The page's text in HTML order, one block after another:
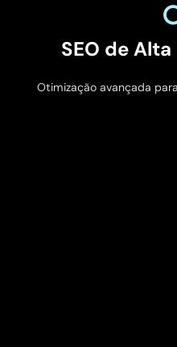
SEO de
Otimização avançada